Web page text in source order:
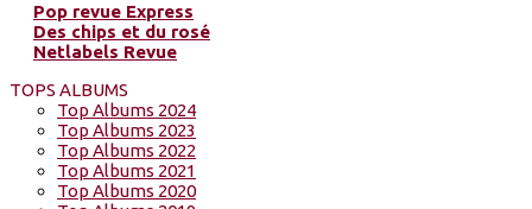
Pop revue Express
Des chips et du rosé
Netlabels Revue
TOPS ALBUMS
Top Albums 2024
Top Albums 2023
Top Albums 2022
Top Albums 2021
Top Albums 2020